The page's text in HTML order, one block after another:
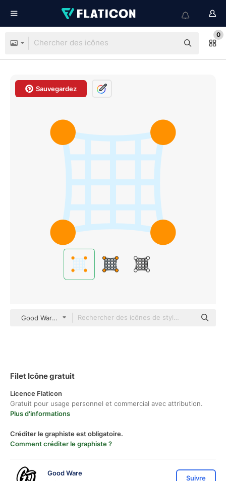
0
Sauvegardez
Good Ware Flat
Filet Icône gratuit
Licence Flaticon
Gratuit pour usage personnel et commercial avec attribution.
Plus d'informations
Créditer le graphiste est obligatoire.
Comment créditer le graphiste ?
Good Ware
Suivre